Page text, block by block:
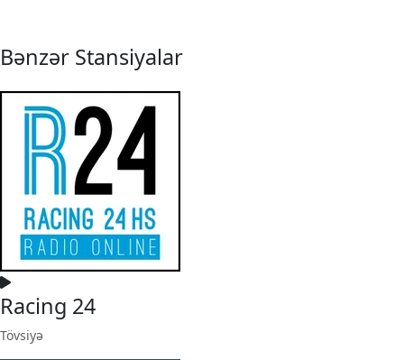
Bənzər Stansiyalar
Racing 24
Tövsiyə